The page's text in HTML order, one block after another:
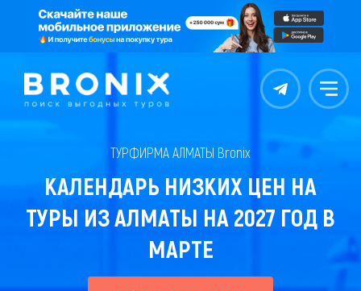
Контакты Меню
ТУРФИРМА АЛМАТЫ Bronix
КАЛЕНДАРЬ НИЗКИХ ЦЕН НА
ТУРЫ ИЗ АЛМАТЫ НА 2027 ГОД В
МАРТЕ